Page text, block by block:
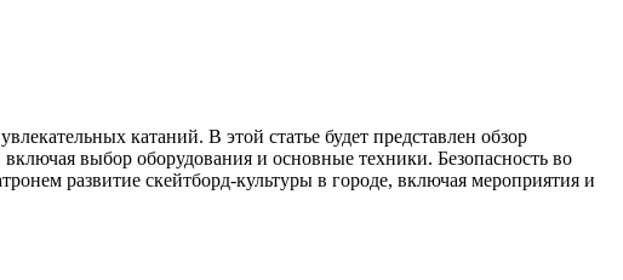
катаний. В этой статье будет представлен обзор
выбор оборудования и основные техники. Безопасность во
развитие скейтборд-культуры в городе, включая мероприятия и